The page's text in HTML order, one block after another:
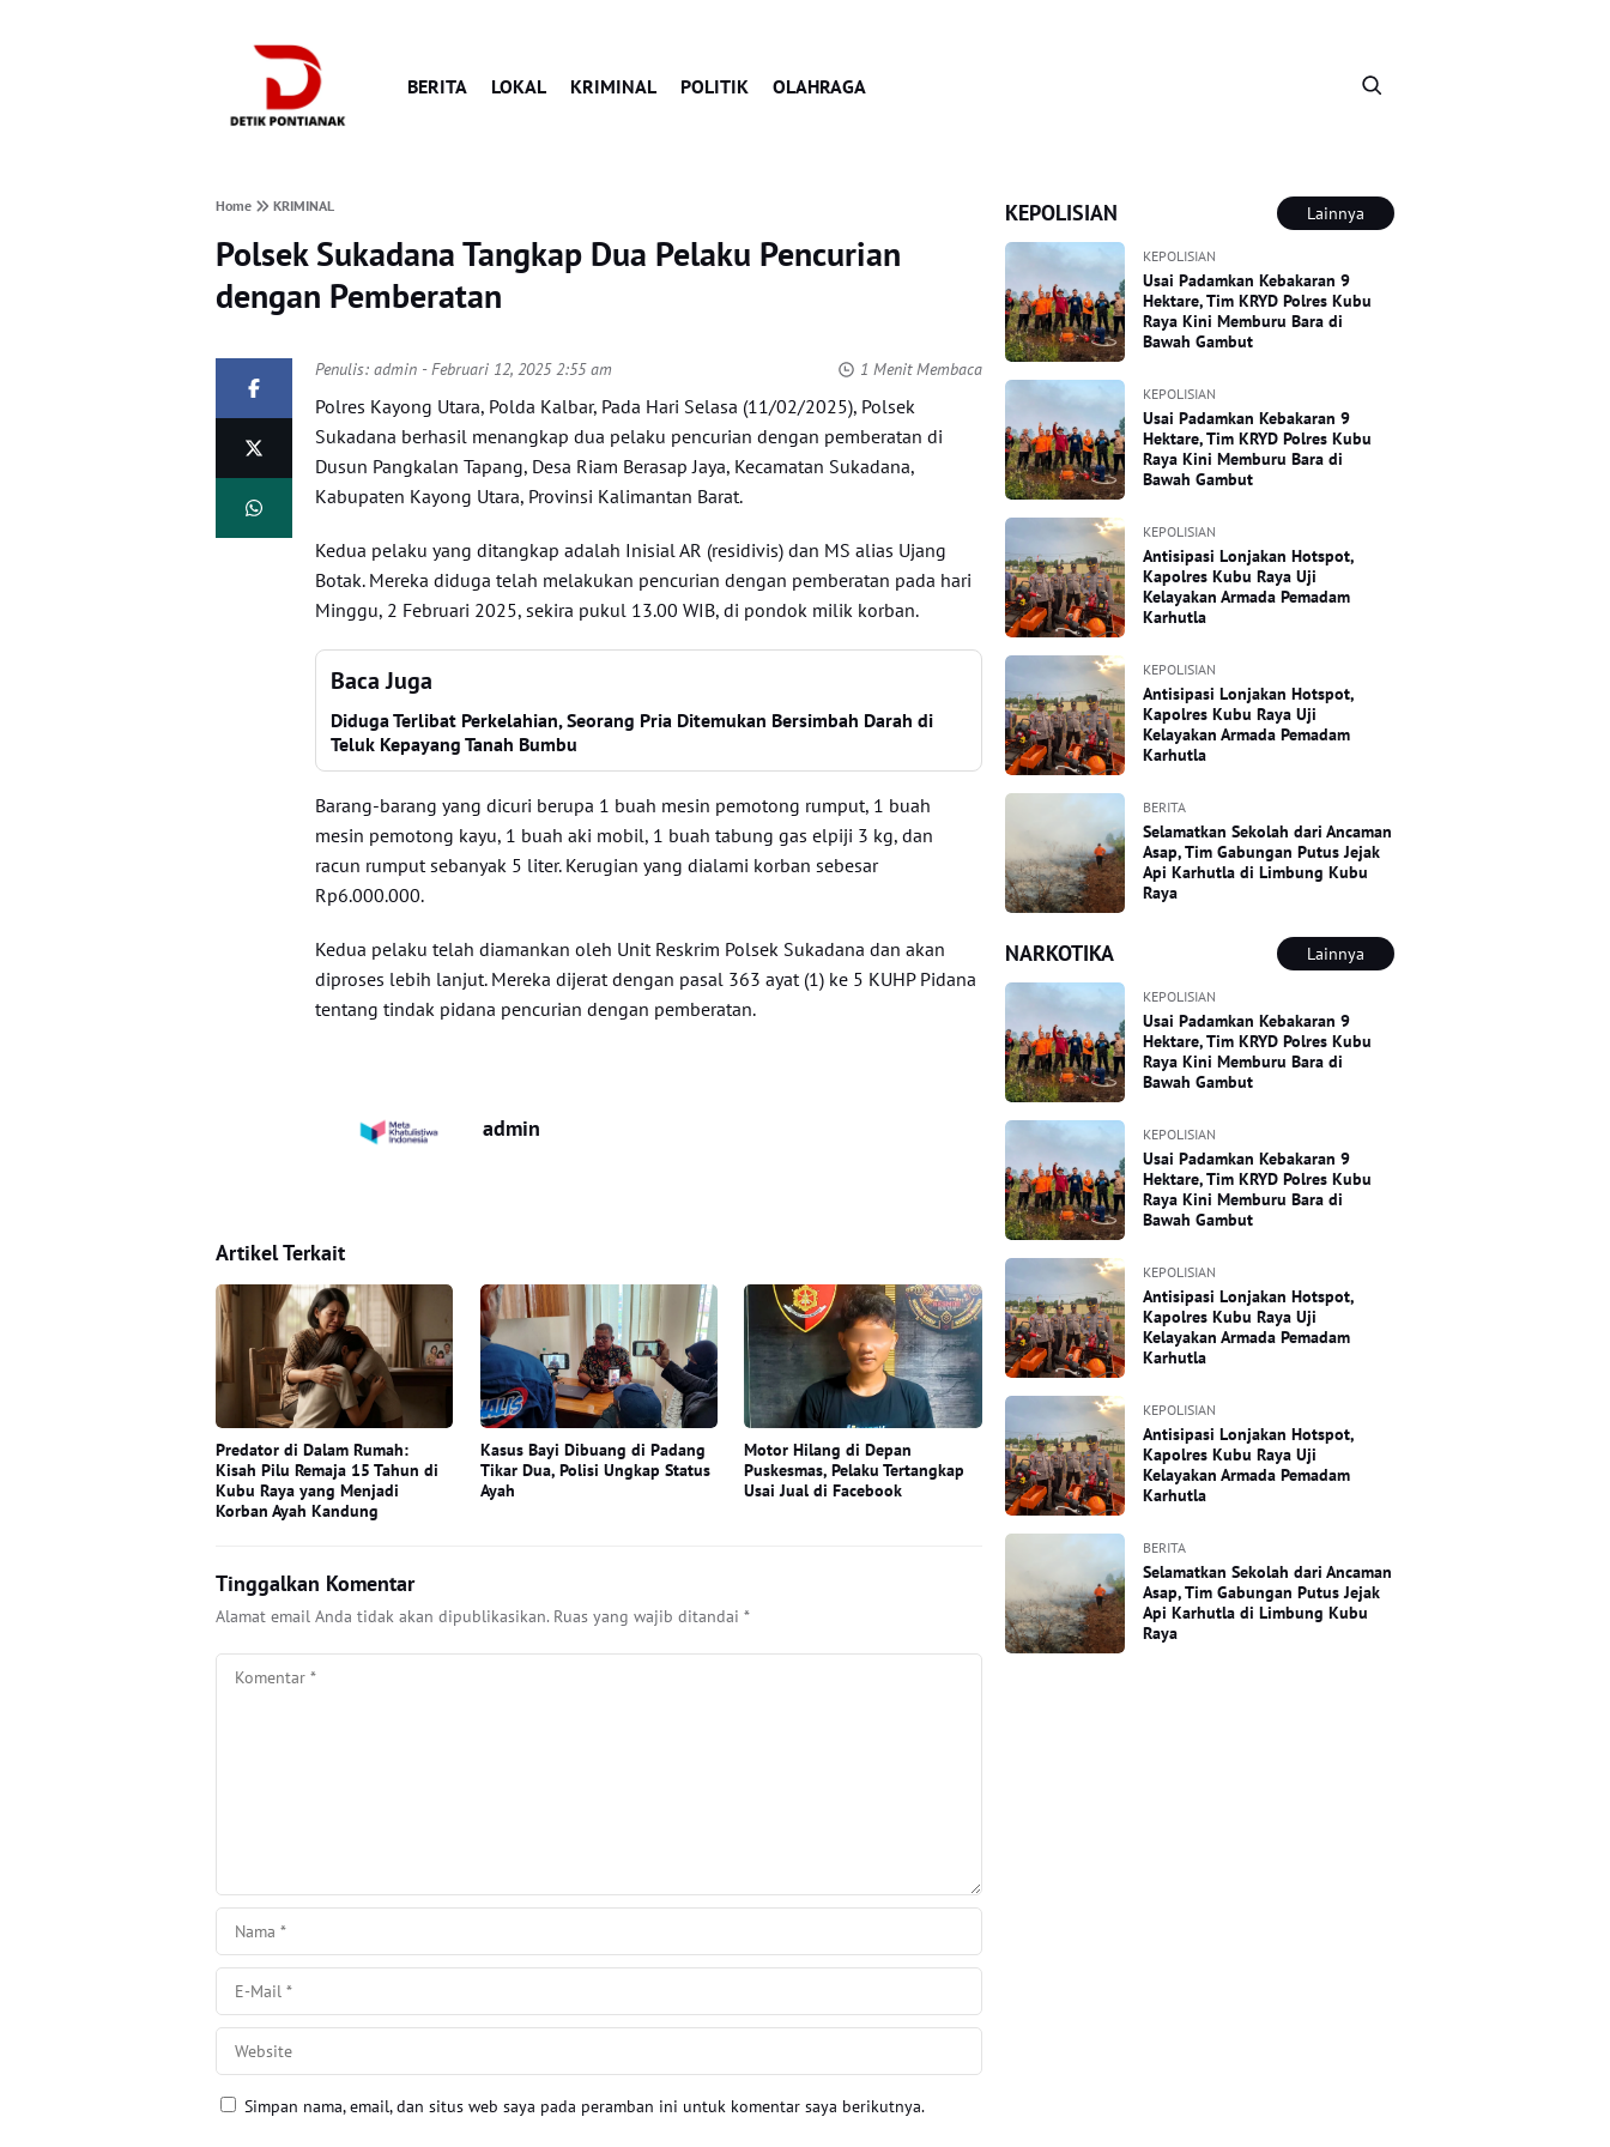
BERITA LOKAL KRIMINAL POLITIK OLAHRAGA
Home KRIMINAL
Polsek Sukadana Tangkap Dua Pelaku Pencurian
dengan Pemberatan
Penulis:admin - Februari 12, 2025 2:55 am 1 Menit Membaca
Polres Kayong Utara, Polda Kalbar, Pada Hari Selasa (11/02/2025), Polsek
Sukadana berhasil menangkap dua pelaku pencurian dengan pemberatan di
Dusun Pangkalan Tapang, Desa Riam Berasap Jaya, Kecamatan Sukadana,
Kabupaten Kayong Utara, Provinsi Kalimantan Barat.
Kedua pelaku yang ditangkap adalah Inisial AR (residivis) dan MS alias Ujang
Botak. Mereka diduga telah melakukan pencurian dengan pemberatan pada hari
Minggu, 2 Februari 2025, sekira pukul 13.00 WIB, di pondok milik korban.
Baca Juga
Diduga Terlibat Perkelahian, Seorang Pria Ditemukan Bersimbah Darah di
Teluk Kepayang Tanah Bumbu
Barang-barang yang dicuri berupa 1 buah mesin pemotong rumput, 1 buah
mesin pemotong kayu, 1 buah aki mobil, 1 buah tabung gas elpiji 3 kg, dan
racun rumput sebanyak 5 liter. Kerugian yang dialami korban sebesar
Rp6.000.000.
Kedua pelaku telah diamankan oleh Unit Reskrim Polsek Sukadana dan akan
diproses lebih lanjut. Mereka dijerat dengan pasal 363 ayat (1) ke 5 KUHP Pidana
tentang tindak pidana pencurian dengan pemberatan.
admin
Artikel Terkait
Predator di Dalam Rumah:
Kisah Pilu Remaja 15 Tahun di
Kubu Raya yang Menjadi
Korban Ayah Kandung
Kasus Bayi Dibuang di Padang
Tikar Dua, Polisi Ungkap Status
Ayah
Motor Hilang di Depan
Puskesmas, Pelaku Tertangkap
Usai Jual di Facebook
Tinggalkan Komentar
Alamat email Anda tidak akan dipublikasikan. Ruas yang wajib ditandai *
Simpan nama, email, dan situs web saya pada peramban ini untuk komentar saya berikutnya.
KEPOLISIAN Lainnya
KEPOLISIAN
Usai Padamkan Kebakaran 9
Hektare, Tim KRYD Polres Kubu
Raya Kini Memburu Bara di
Bawah Gambut
KEPOLISIAN
Usai Padamkan Kebakaran 9
Hektare, Tim KRYD Polres Kubu
Raya Kini Memburu Bara di
Bawah Gambut
KEPOLISIAN
Antisipasi Lonjakan Hotspot,
Kapolres Kubu Raya Uji
Kelayakan Armada Pemadam
Karhutla
KEPOLISIAN
Antisipasi Lonjakan Hotspot,
Kapolres Kubu Raya Uji
Kelayakan Armada Pemadam
Karhutla
BERITA
Selamatkan Sekolah dari Ancaman
Asap, Tim Gabungan Putus Jejak
Api Karhutla di Limbung Kubu
Raya
NARKOTIKA Lainnya
KEPOLISIAN
Usai Padamkan Kebakaran 9
Hektare, Tim KRYD Polres Kubu
Raya Kini Memburu Bara di
Bawah Gambut
KEPOLISIAN
Usai Padamkan Kebakaran 9
Hektare, Tim KRYD Polres Kubu
Raya Kini Memburu Bara di
Bawah Gambut
KEPOLISIAN
Antisipasi Lonjakan Hotspot,
Kapolres Kubu Raya Uji
Kelayakan Armada Pemadam
Karhutla
KEPOLISIAN
Antisipasi Lonjakan Hotspot,
Kapolres Kubu Raya Uji
Kelayakan Armada Pemadam
Karhutla
BERITA
Selamatkan Sekolah dari Ancaman
Asap, Tim Gabungan Putus Jejak
Api Karhutla di Limbung Kubu
Raya